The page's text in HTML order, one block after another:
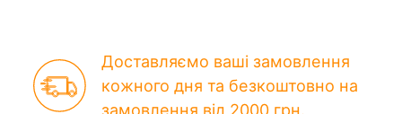
Доставляємо ваші замовлення
кожного дня та безкоштовно на
замовлення від 2000 грн.